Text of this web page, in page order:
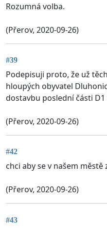
Rozumná volba.
(Přerov, 2020-09-26)
#39
Podepisuji proto, že už
hloupých obyvatel
dostavbu poslední části
(Přerov, 2020-09-26)
#42
chci aby se v našem městě
(Přerov, 2020-09-26)
#43